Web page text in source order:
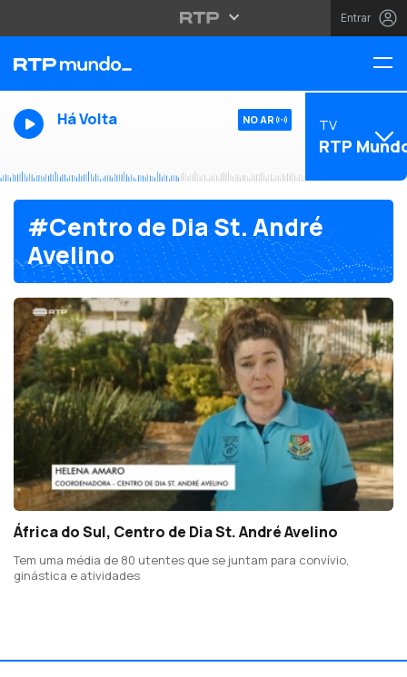
Entrar
Há Volta NO AR TV
RTP
#Centro de Dia St. André
Avelino
África do Sul, Centro de Dia St. André Avelino
Tem uma média de 80 utentes que se juntam para convívio,
ginástica e atividades